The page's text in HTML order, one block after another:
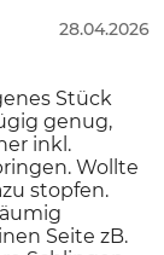
28.04.2026
Stück
genug,
inkl.
Wollte
stopfen.
Seite zB.